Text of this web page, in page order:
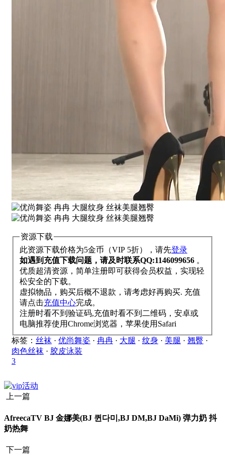
资源下载
此资源下载价格为5金币（VIP 5折），请先登录
如遇到充值下载问题，请及时联系QQ:1146099656 。
优质超清资源，简单注册即可获得会员权益，实现轻
松安全的下载。
虚拟物品，购买后概不退款，请考虑好再购买. 充值
请点击充值中心完成。
注册时看不到验证码,充值时看不到二维码，安卓或
电脑推荐使用Chrome浏览器，苹果使用Safari
标签： 丝袜 · 优尚舞姿 · 冉冉 · 大腿 · 纹身 · 美腿 · 翘臀 ·
肉色丝袜 · 胶皮泳装
3
上一篇
AfreecaTV BJ 金娜美(BJ 퀸다미,BJ DM,BJ DaMi) 弹力奶 抖
奶热舞
下一篇